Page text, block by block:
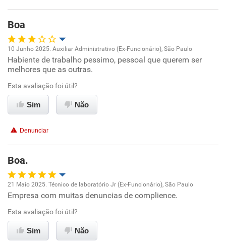
Boa
Oportunidade de promoção
Ambiente de trabalho
Conciliação com a vida familiar
Recomenda a diretoria
10 Junho 2025. Auxiliar Administrativo (Ex-Funcionário), São Paulo
Habiente de trabalho pessimo, pessoal que querem ser
melhores que as outras.
Esta avaliação foi útil?
Sim Não
Denunciar
Boa.
Oportunidade de promoção
Ambiente de trabalho
21 Maio 2025. Técnico de laboratório Jr (Ex-Funcionário), São Paulo
Empresa com muitas denuncias de complience.
Esta avaliação foi útil?
Sim Não